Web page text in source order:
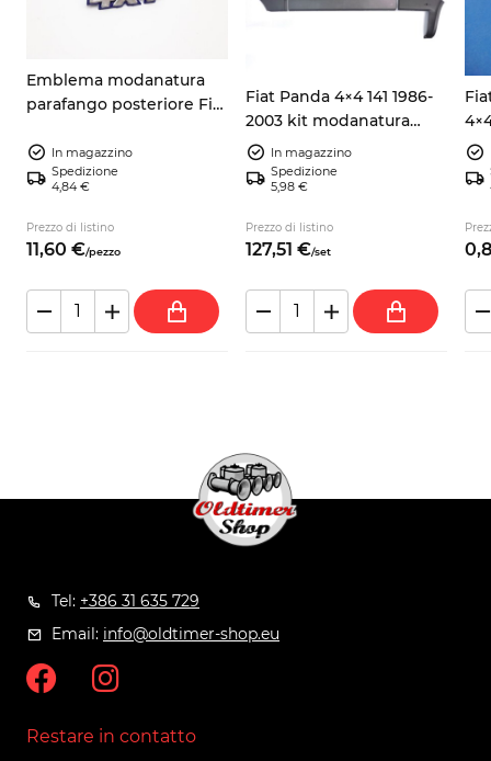
Emblema modanatura
parafango posteriore Fiat
7724973 argento/blu
In magazzino
Spedizione
4,84 €
Prezzo di listino
11,60 €/pezzo
Fiat Panda 4×4 141 1986-
2003 kit modanatura
carrozzeria esterna
In magazzino
Spedizione
5,98 €
Prezzo di listino
127,51 €/set 0,
Tel: +386 31 635 729
Email: info@oldtimer-shop.eu
Restare in contatto